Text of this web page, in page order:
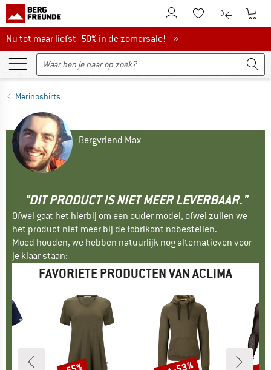
De klantenaccount
Naar deNaar de
Nu tot maar liefst -50% in de zomersale!
Nu tot maar liefst -50% in de zomersale! »
Merinoshirts
Bergvriend Max
"DIT PRODUCT IS NIET MEER LEVERBAAR."
Ofwel gaat het hierbij om een ouder model, ofwel zullen we
het product niet meer bij de fabrikant nabestellen.
Moed houden, we hebben natuurlijk nog alternatieven voor
je klaar staan:
FAVORIETE PRODUCTEN VAN ACLIMA